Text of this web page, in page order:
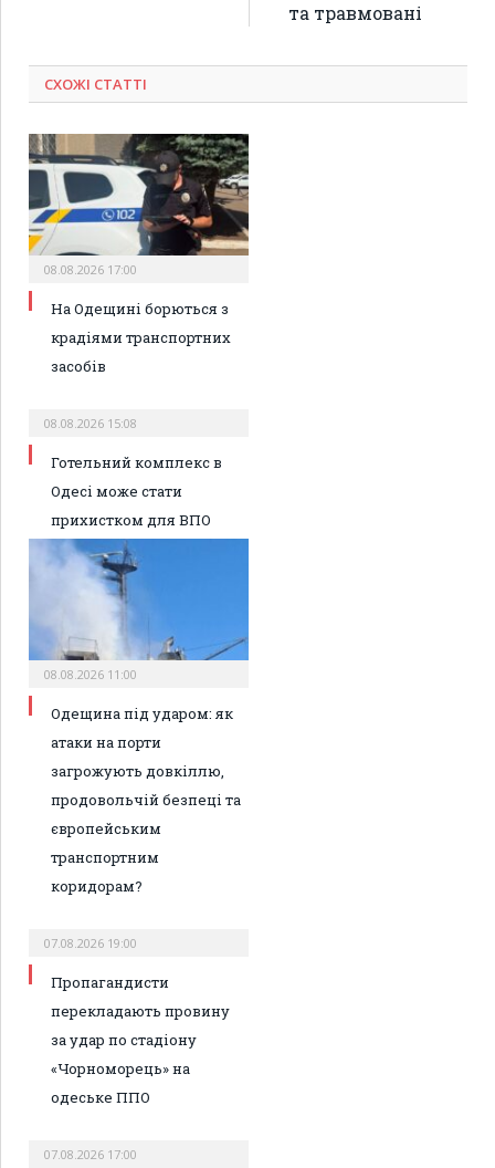
та травмовані
СХОЖІ СТАТТІ
08.08.2026 17:00
На Одещині борються з
крадіями транспортних
засобів
08.08.2026 15:08
Готельний комплекс в
Одесі може стати
прихистком для ВПО
08.08.2026 11:00
Одещина під ударом: як
атаки на порти
загрожують довкіллю,
продовольчій безпеці та
європейським
транспортним
коридорам?
07.08.2026 19:00
Пропагандисти
перекладають провину
за удар по стадіону
«Чорноморець» на
одеське ППО
07.08.2026 17:00